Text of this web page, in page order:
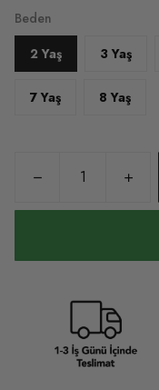
Beden
2 Yaş
3 Yaş
7 Yaş 8 Yaş